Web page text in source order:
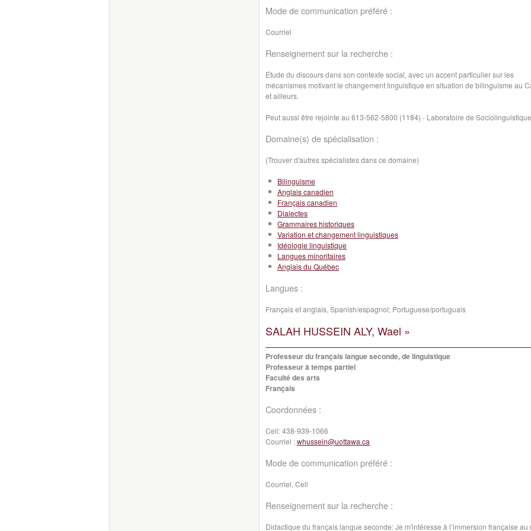
Mode de communication préféré :
Courriel
Renseignement sur la recherche :
Étude du discours dans son contexte social, avec un accent particulier sur les
mécanismes motivant le changement linguistique en situation de bilinguisme au
et ailleurs.
Peut aussi être rejointe au 613-562-5800 (1184) - Laboratoire de Sociolinguistique
Domaine(s) de spécialisation :
(Trouver d'autres spécialistes dans ce domaine)
Bilinguisme
Anglais canadien
Français canadien
Dialectes
Grammaires historiques
Variation et changement linguistiques
Idéologie linguistique
Langues minoritaires
Anglais du Québec
Langues :
Français et anglais, Spanish/espagnol; Portuguese/portuguais
SALAH HUSSEIN ALY, Wael »
Professeur du français langue seconde, de linguistique
Professeur à temps partiel
Faculté des arts
Français
Coordonnées :
Cell:438-939-1066
Courriel :whussein@uottawa.ca
Mode de communication préféré :
Courriel, Cell
Renseignement sur la recherche :
Didactique du français langue seconde: Je m'intéresse à l’immersion française au